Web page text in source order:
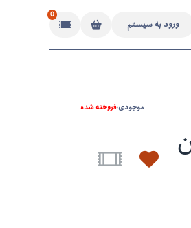
ورود به سیستم
0
موجودی:فروخته شده